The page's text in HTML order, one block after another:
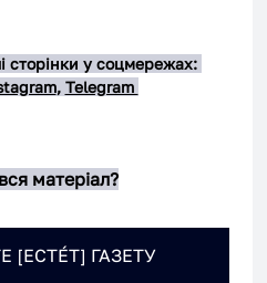
сторінки у соцмережах:
, Telegram
матеріал?
[ЕСТÉТ] ГАЗЕТУ